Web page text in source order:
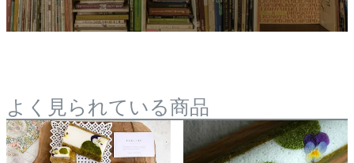
よく見られている商品